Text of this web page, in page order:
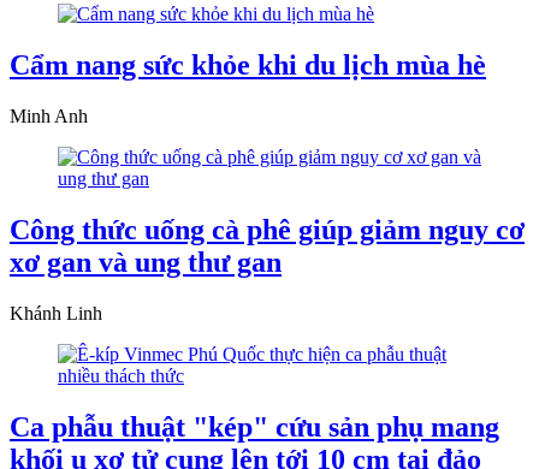
Cẩm nang sức khỏe khi du lịch mùa hè
Minh Anh
Công thức uống cà phê giúp giảm nguy cơ
xơ gan và ung thư gan
Khánh Linh
Ca phẫu thuật "kép" cứu sản phụ mang
khối u xơ tử cung lên tới 10 cm tại đảo